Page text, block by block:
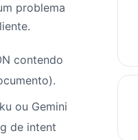
problema
contendo
ou Gemini
de intent